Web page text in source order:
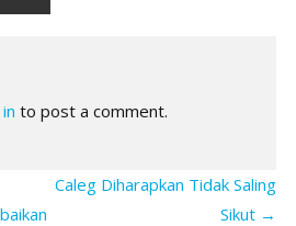
to post a comment.
Caleg Diharapkan Tidak Saling
Sikut →